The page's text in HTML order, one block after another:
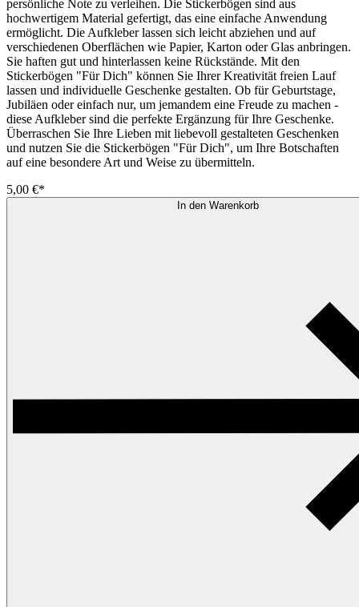
persönliche Note zu verleihen. Die Stickerbögen sind aus
hochwertigem Material gefertigt, das eine einfache Anwendung
ermöglicht. Die Aufkleber lassen sich leicht abziehen und auf
verschiedenen Oberflächen wie Papier, Karton oder Glas anbringen.
Sie haften gut und hinterlassen keine Rückstände. Mit den
Stickerbögen "Für Dich" können Sie Ihrer Kreativität freien Lauf
lassen und individuelle Geschenke gestalten. Ob für Geburtstage,
Jubiläen oder einfach nur, um jemandem eine Freude zu machen -
diese Aufkleber sind die perfekte Ergänzung für Ihre Geschenke.
Überraschen Sie Ihre Lieben mit liebevoll gestalteten Geschenken
und nutzen Sie die Stickerbögen "Für Dich", um Ihre Botschaften
auf eine besondere Art und Weise zu übermitteln.
5,00 €*
In den Warenkorb